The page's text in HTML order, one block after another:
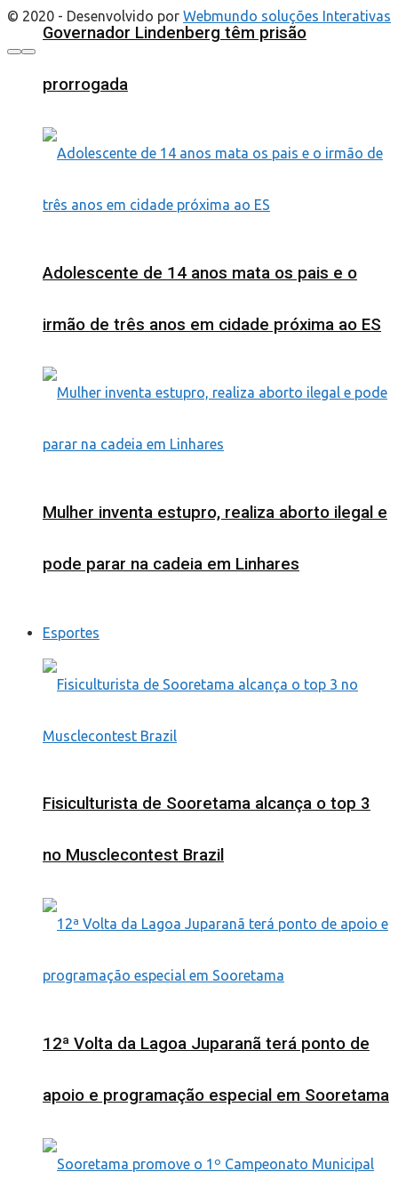
Governador Lindenberg têm prisão
prorrogada
Adolescente de 14 anos mata os pais e o
irmão de três anos em cidade próxima ao ES
Mulher inventa estupro, realiza aborto ilegal e
pode parar na cadeia em Linhares
Esportes
Fisiculturista de Sooretama alcança o top 3
no Musclecontest Brazil
12ª Volta da Lagoa Juparanã terá ponto de
apoio e programação especial em Sooretama
© 2020 - Desenvolvido por Webmundo soluções Interativas